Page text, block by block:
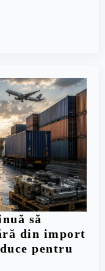
să
din import
pentru